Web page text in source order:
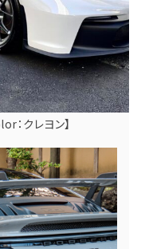
クレヨン】